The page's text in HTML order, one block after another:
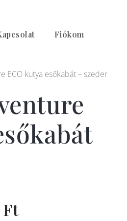
Fiókom
kutya esőkabát – szeder
FtÁrtartomány: